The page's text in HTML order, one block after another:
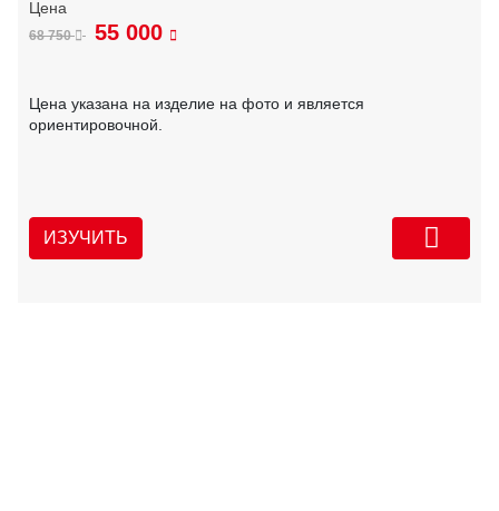
68 750 55 000
Цена указана на изделие на фото и является
ориентировочной.
ИЗУЧИТЬ